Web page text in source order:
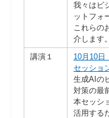
我々はビ
ットフォ
これらの
介します。
講演１
10月10
セッショ
生成AIの
対策の最
本セッシ
活用する